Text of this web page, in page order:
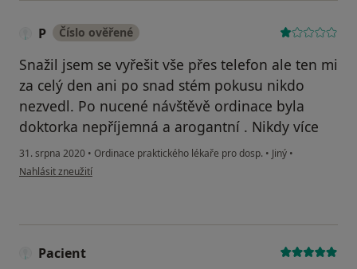
P Číslo ověřené
Snažil jsem se vyřešit vše přes telefon ale ten mi
za celý den ani po snad stém pokusu nikdo
nezvedl. Po nucené návštěvě ordinace byla
doktorka nepříjemná a arogantní . Nikdy více
31. srpna 2020 • Ordinace praktického lékaře pro dosp. • Jiný •
podle názoru uživatele P
Nahlásit zneužití
Pacient